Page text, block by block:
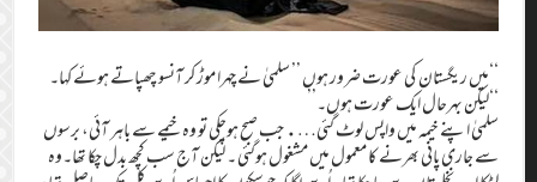
‘‘میں ریگستان کی عورت ضرور ہوں ’’ سلمیٰ نے چہرا موڑ کر آنسو چھپاتے ہوئے کہا۔
‘‘لیکن بہرحال ایک عورت ہوں۔’’
سلمیٰ اپنے خیمہ میں واپس لوٹ گئی…. جب صبح ہوچکی تو وہ خیمے سے باہر آئی، برسوں
سے جاری پانی بھرنے کا معمول میں مشغول ہوگئی ۔ لیکن آج سب کچھ بدل چکا تھا۔وہ